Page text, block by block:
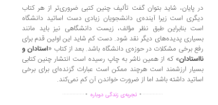
پایان، شاید بتوان گفت تألیف چنین کتبی ضروری‌تر از هر کتاب
است زیرا آینده‌ی دانشجویان زیادی دست اساتید دانشگاه
بنابراین طبق نظر مؤلف، زیست دانشگاهی نیز باید مانند
پدیده‌های دیگر نقد شود. دست کم شاید این اولین قدم برای
برخی مشکلات در حوزه‌ی دانشگاه باشد. بعد از کتاب «استادان و
» که از همین ناشر به چاپ رسیده است انتشار چنین کتابی
ارزشمند است هرچند ممکن است عبارات گزنده‌ای برای برخی
داشته باشد اما از ضرورت خواندن آن کم نمی‌کند.
................تجربه‌ی زندگی دوباره ...............